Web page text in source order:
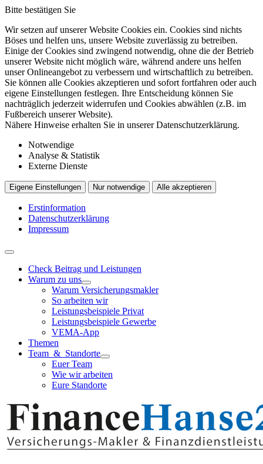
Bitte bestätigen Sie
Wir setzen auf unserer Website Cookies ein. Cookies sind nichts
Böses und helfen uns, unsere Website zuverlässig zu betreiben.
Einige der Cookies sind zwingend notwendig, ohne die der Betrieb
unserer Website nicht möglich wäre, während andere uns helfen
unser Onlineangebot zu verbessern und wirtschaftlich zu betreiben.
Sie können alle Cookies akzeptieren und sofort fortfahren oder auch
eigene Einstellungen festlegen. Ihre Entscheidung können Sie
nachträglich jederzeit widerrufen und Cookies abwählen (z.B. im
Fußbereich unserer Website).
Nähere Hinweise erhalten Sie in unserer Datenschutzerklärung.
Notwendige
Analyse & Statistik
Externe Dienste
Eigene Einstellungen Nur notwendige Alle akzeptieren
Erstinformation
Datenschutzerklärung
Impressum
Check Beitrag und Leistungen
Warum zu uns
Warum Versicherungsmakler
So arbeiten wir
Leistungsbeispiele Privat
Leistungsbeispiele Gewerbe
VEMA-App
Themen
Team & Standorte
Euer Team
Wie wir arbeiten
Eure Standorte